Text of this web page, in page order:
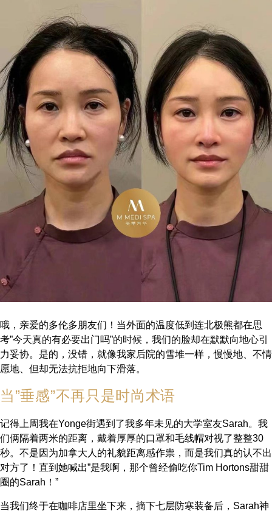
哦，亲爱的多伦多朋友们！当外面的温度低到连北极熊都在思
考”今天真的有必要出门吗”的时候，我们的脸却在默默向地心引
力妥协。是的，没错，就像我家后院的雪堆一样，慢慢地、不情
愿地、但却无法抗拒地向下滑落。
当”垂感”不再只是时尚术语
记得上周我在Yonge街遇到了我多年未见的大学室友Sarah。我
们俩隔着两米的距离，戴着厚厚的口罩和毛线帽对视了整整30
秒。不是因为加拿大人的礼貌距离感作祟，而是我们真的认不出
对方了！直到她喊出”是我啊，那个曾经偷吃你Tim Hortons甜甜
圈的Sarah！”
当我们终于在咖啡店里坐下来，摘下七层防寒装备后，Sarah神